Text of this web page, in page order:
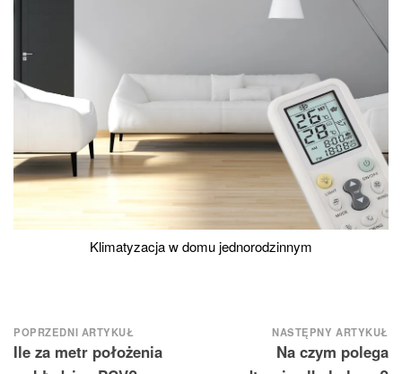
Klimatyzacja w domu jednorodzinnym
Nawigacja
wpisu
POPRZEDNI ARTYKUŁ
Ile za metr położenia
NASTĘPNY ARTYKUŁ
Na czym polega